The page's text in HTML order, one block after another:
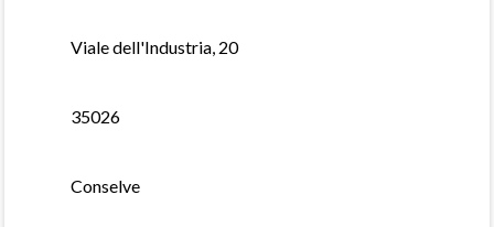
Viale dell'Industria, 20
35026
Conselve